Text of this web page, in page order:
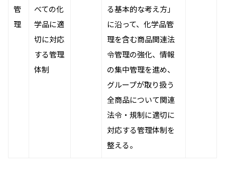
管
理
べての化
学品に適
切に対応
する管理
体制
る基本的な考え方」
に沿って、化学品管
理を含む商品関連法
令管理の強化、情報
の集中管理を進め、
グループが取り扱う
全商品について関連
法令・規制に適切に
対応する管理体制を
整える。